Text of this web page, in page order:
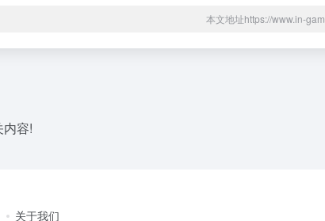
本文地址https://www.in-
容!
关于我们